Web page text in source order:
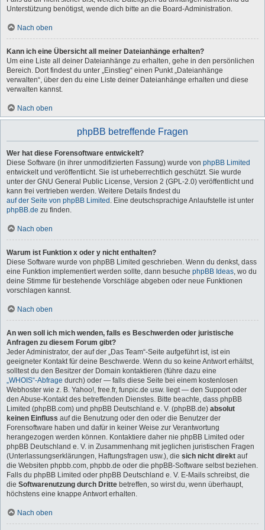
Unterstützung benötigst, wende dich bitte an die Board-Administration.
Nach oben
Kann ich eine Übersicht all meiner Dateianhänge erhalten?
Um eine Liste all deiner Dateianhänge zu erhalten, gehe in den persönlichen
Bereich. Dort findest du unter „Einstieg“ einen Punkt „Dateianhänge
verwalten“, über den du eine Liste deiner Dateianhänge erhalten und diese
verwalten kannst.
Nach oben
phpBB betreffende Fragen
Wer hat diese Forensoftware entwickelt?
Diese Software (in ihrer unmodifizierten Fassung) wurde von phpBB Limited
entwickelt und veröffentlicht. Sie ist urheberrechtlich geschützt. Sie wurde
unter der GNU General Public License, Version 2 (GPL-2.0) veröffentlicht und
kann frei vertrieben werden. Weitere Details findest du
auf der Seite von phpBB Limited . Eine deutschsprachige Anlaufstelle ist unter
phpBB.de zu finden.
Nach oben
Warum ist Funktion x oder y nicht enthalten?
Diese Software wurde von phpBB Limited geschrieben. Wenn du denkst, dass
eine Funktion implementiert werden sollte, dann besuche phpBB Ideas, wo du
deine Stimme für bestehende Vorschläge abgeben oder neue Funktionen
vorschlagen kannst.
Nach oben
An wen soll ich mich wenden, falls es Beschwerden oder juristische
Anfragen zu diesem Forum gibt?
Jeder Administrator, der auf der „Das Team“-Seite aufgeführt ist, ist ein
geeigneter Kontakt für deine Beschwerde. Wenn du so keine Antwort erhältst,
solltest du den Besitzer der Domain kontaktieren (führe dazu eine
„WHOIS“-Abfrage durch) oder — falls diese Seite bei einem kostenlosen
Webhoster wie z. B. Yahoo!, free.fr, funpic.de usw. liegt — den Support oder
den Abuse-Kontakt des betreffenden Dienstes. Bitte beachte, dass phpBB
Limited (phpBB.com) und phpBB Deutschland e. V. (phpBB.de) absolut
keinen Einfluss auf die Benutzung oder den oder die Benutzer der
Forensoftware haben und dafür in keiner Weise zur Verantwortung
herangezogen werden können. Kontaktiere daher nie phpBB Limited oder
phpBB Deutschland e. V. in Zusammenhang mit jeglichen juristischen Fragen
(Unterlassungserklärungen, Haftungsfragen usw.), die sich nicht direkt auf
die Websiten phpbb.com, phpbb.de oder die phpBB-Software selbst beziehen.
Falls du phpBB Limited oder phpBB Deutschland e. V. E-Mails schreibst, die
die Softwarenutzung durch Dritte betreffen, so wirst du, wenn überhaupt,
höchstens eine knappe Antwort erhalten.
Nach oben